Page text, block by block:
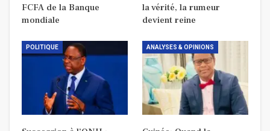
FCFA de la Banque
mondiale
la vérité, la rumeur
devient reine
POLITIQUE ANALYSES & OPINIONS